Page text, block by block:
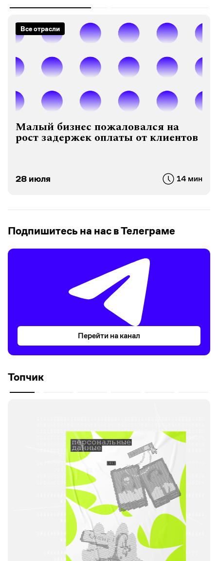
Все отрасли
Малый бизнес пожаловался на
рост задержек оплаты от клиентов
28 июля 14 мин
Подпишитесь на нас в Телеграме
Перейти на канал
Топчик